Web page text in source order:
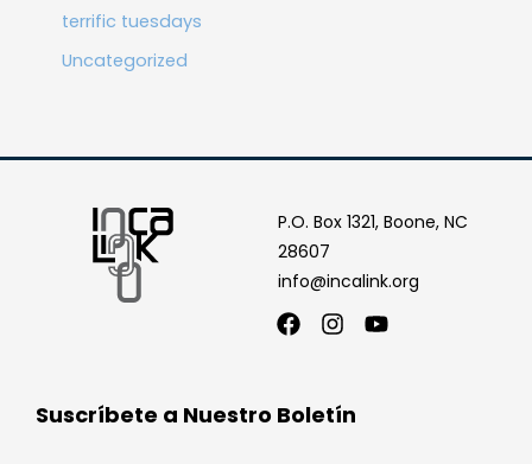
terrific tuesdays
Uncategorized
P.O. Box 1321, Boone, NC
28607
info@incalink.org
Facebook
Instagram
Youtube
Suscríbete a Nuestro Boletín